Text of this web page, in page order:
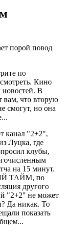
порой повод
по
Кино
новостей. В
вам, что вторую
смогут, но она
канал "2+2",
Луцка, где
клубы,
на 15 минут.
ТАЙМ, по
другого
"2+2" не может
Да никак. То
показать